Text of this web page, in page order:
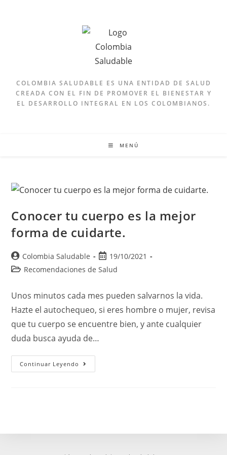
COLOMBIA SALUDABLE ES UNA ENTIDAD DE SALUD
CREADA CON EL FIN DE PROMOVER EL BIENESTAR Y
EL DESARROLLO INTEGRAL EN LOS COLOMBIANOS.
MENÚ
Conocer tu cuerpo es la mejor
forma de cuidarte.
Colombia Saludable
19/10/2021
Recomendaciones de Salud
Unos minutos cada mes pueden salvarnos la vida.
Hazte el autochequeo, si eres hombre o mujer, revisa
que tu cuerpo se encuentre bien, y ante cualquier
duda busca ayuda de…
Continuar Leyendo